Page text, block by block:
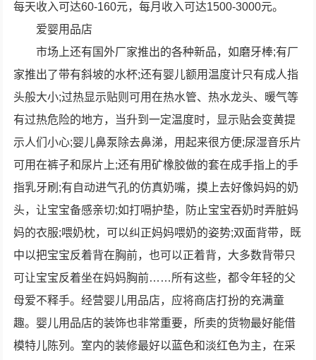
每天收入可达60-160元，每月收入可达1500-3000元。
爱婴用品店
市场上还有国外厂家推出的各种新品，如磨牙棒;有厂
家推出了带有斜坡的水杯;还有婴儿额用温度计只有成人指
头般大小;过热显示贴则可用在热水管、热水龙头、暖气等
有过热危险的地方，当升到一定温度时，显示贴会变黄提
示人们小心;婴儿鼻泵除去鼻涕，用起来很方便;尿湿音乐片
可用在裤子和尿片上;还有用矿橡胶做的套在成手指上的手
指乳牙刷;有自动进气孔的仿真奶嘴，摸上去好像妈妈的奶
头，让宝宝备感亲切;如打嗝护垫，防止宝宝吞奶时弄脏妈
妈的衣服;喂奶枕，可以纠正妈妈喂奶的姿势;双面背带，既
中以把宝宝反着背在胸前，也可以正着背，大多数背带只
可让宝宝反着坐在妈妈胸前……所有这些，都令年轻的父
母爱不释手。经营婴儿用品店，应将商店打扮的充满童
趣。婴儿用品店的装饰也非常重要，所卖的货物最好能借
模特儿陈列。室内的装修最好以蓝色和淡红色为主，在采